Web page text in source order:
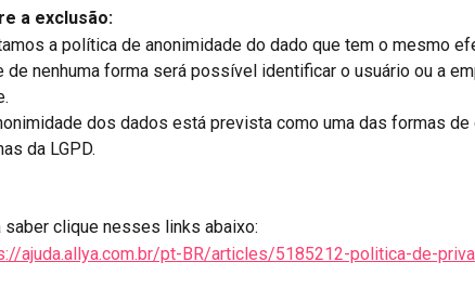
a exclusão:
a política de anonimidade do dado que tem o mesmo
de nenhuma forma será possível identificar o usuário ou a
da LGPD.
saber clique nesses links abaixo:
ajuda.allya.com.br/pt-BR/articles/5185212-politica-de-